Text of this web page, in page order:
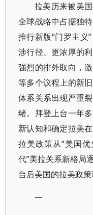
拉美历来被美
全球战略中占据独
推行新版“门罗主义
涉行径、更浓厚的
强烈的排外取向，
等多个议程上的新
体系关系出现严重
绪。拜登上台一年
新认知和确定拉美
拉美政策从“美国
代”美拉关系新格局
台后美国的拉美政
一